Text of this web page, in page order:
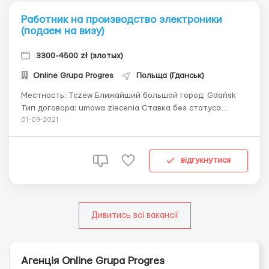
Работник на производство электроники
(подаем на визу)
3300-4500 zł (злотых)
Online Grupa Progres Польща (Гданськ)
Местность: Tczew Ближайший большой город: Gdańsk
Тип договора: umowa zlecenia Ставка без статуса
студента: 13,80 zł/час netto Ставка для *студентов до
часов в месяц: 230-250 Реальные за...
01-09-2021
відгукнутися
Дивитись всі вакансії
Агенція Online Grupa Progres